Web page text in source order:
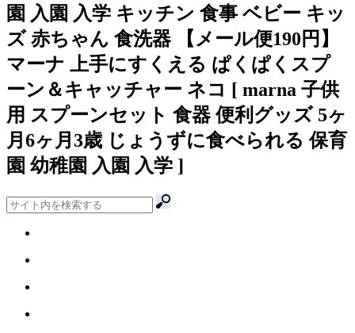
園 入園 入学 キッチン 食事 ベビー キッ
ズ 赤ちゃん 食洗器 【メール便190円】
マーナ 上手にすくえる ぱくぱくスプ
ーン＆キャッチャー ネコ [ marna 子供
用 スプーンセット 食器 便利グッズ 5ヶ
月6ヶ月3歳 じょうずに食べられる 保育
園 幼稚園 入園 入学 ]